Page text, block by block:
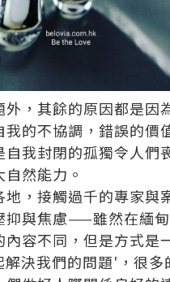
外，其餘的原因都是因
的不協調，錯誤的價
自我封閉的孤獨令人們
然能力。
，接觸過千的專家與
抑與焦慮——雖然在緬
內容不同，但是方式是
決我們的問題'，很多